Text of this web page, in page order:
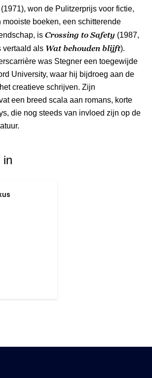
(1971), won de Pulitzerprijs voor fictie,
mooiste boeken, een schitterende
is Crossing to Safety (1987,
vertaald als Wat behouden blijft).
was Stegner een toegewijde
University, waar hij bijdroeg aan de
creatieve schrijven. Zijn
een breed scala aan romans, korte
die nog steeds van invloed zijn op de
in